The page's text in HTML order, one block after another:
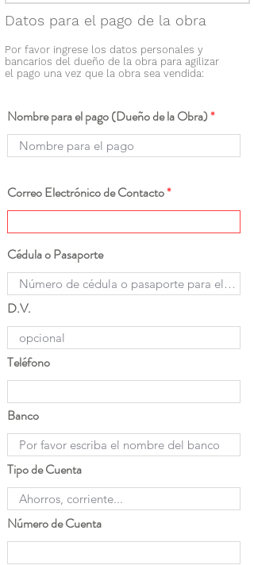
Datos para el pago de la obra
Por favor ingrese los datos personales y
bancarios del dueño de la obra para agilizar
el pago una vez que la obra sea vendida:
Nombre para el pago (Dueño de la Obra)
Correo Electrónico de Contacto
Cédula o Pasaporte
D.V.
Teléfono
Banco
Tipo de Cuenta
Número de Cuenta